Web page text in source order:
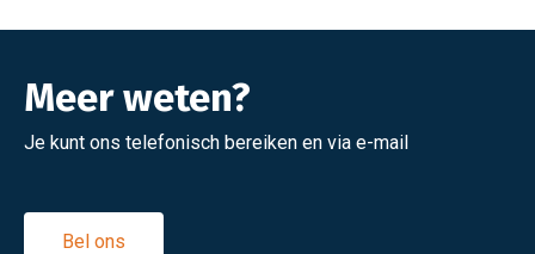
Meer weten?
Je kunt ons telefonisch bereiken en via e-mail
Bel ons